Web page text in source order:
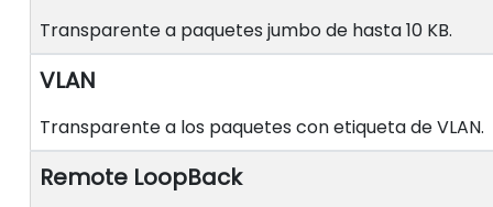
Transparente a paquetes jumbo de hasta 10 KB.
VLAN
Transparente a los paquetes con etiqueta de VLAN.
Remote LoopBack